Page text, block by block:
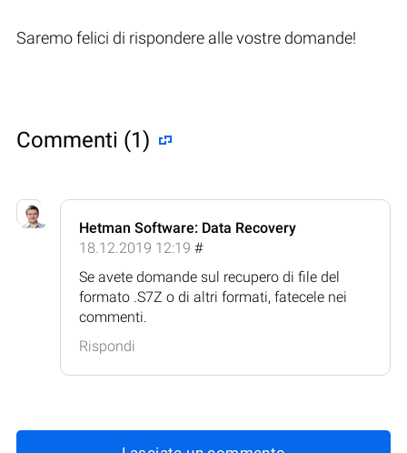
Saremo felici di rispondere alle vostre domande!
Commenti (1)
Hetman Software: Data Recovery
18.12.2019 12:19 #
Se avete domande sul recupero di file del
formato .S7Z o di altri formati, fatecele nei
commenti.
Rispondi